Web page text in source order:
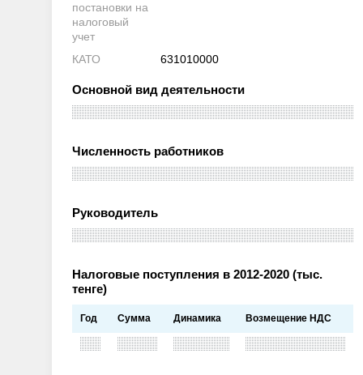
постановки на
налоговый
учет
КАТО 631010000
Основной вид деятельности
Численность работников
Руководитель
Налоговые поступления в 2012-2020 (тыс.
тенге)
Год Сумма Динамика Возмещение НДС